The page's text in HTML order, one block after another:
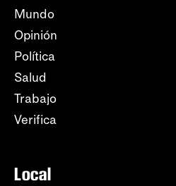
Mundo
Opinión
Política
Salud
Trabajo
Verifica
Local